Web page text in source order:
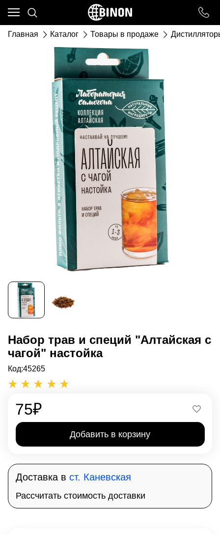
Главная Каталог Товары в продаже
Набор трав и специй "Алтайская с
чагой" настойка
Код:45265
75₽
Добавить в корзину
Доставка в ст. Каневская
Рассчитать стоимость доставки
Ваш город - ст. Каневская,
угадали?
ДА НЕТ